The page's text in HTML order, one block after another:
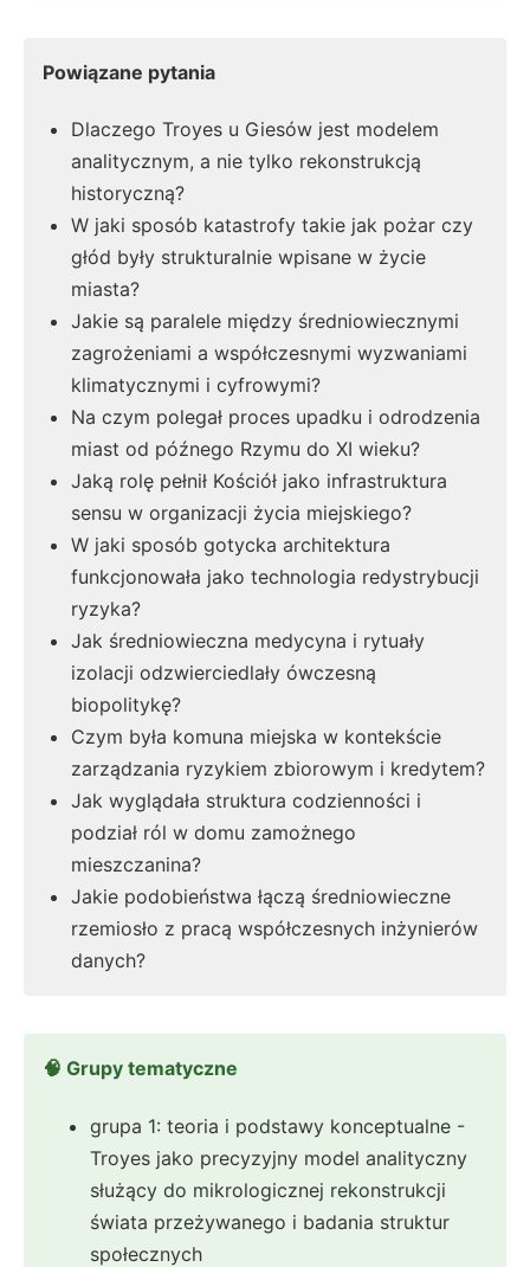
Powiązane pytania
Dlaczego Troyes u Giesów jest modelem
analitycznym, a nie tylko rekonstrukcją
historyczną?
W jaki sposób katastrofy takie jak pożar czy
głód były strukturalnie wpisane w życie
miasta?
Jakie są paralele między średniowiecznymi
zagrożeniami a współczesnymi wyzwaniami
klimatycznymi i cyfrowymi?
Na czym polegał proces upadku i odrodzenia
miast od późnego Rzymu do XI wieku?
Jaką rolę pełnił Kościół jako infrastruktura
sensu w organizacji życia miejskiego?
W jaki sposób gotycka architektura
funkcjonowała jako technologia redystrybucji
ryzyka?
Jak średniowieczna medycyna i rytuały
izolacji odzwierciedlały ówczesną
biopolitykę?
Czym była komuna miejska w kontekście
zarządzania ryzykiem zbiorowym i kredytem?
Jak wyglądała struktura codzienności i
podział ról w domu zamożnego
mieszczanina?
Jakie podobieństwa łączą średniowieczne
rzemiosło z pracą współczesnych inżynierów
danych?
🧠 Grupy tematyczne
grupa 1: teoria i podstawy konceptualne -
Troyes jako precyzyjny model analityczny
służący do mikrologicznej rekonstrukcji
świata przeżywanego i badania struktur
społecznych